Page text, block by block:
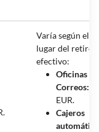
Varía según el
lugar del retiro
efectivo:
Oficinas de
Correos:
EUR.
Cajeros